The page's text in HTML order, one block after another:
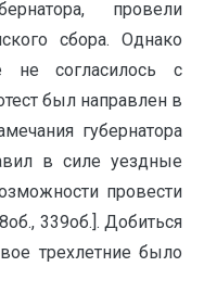
провели
сбора. Однако
не согласилось с
был направлен в
губернатора
в силе уездные
провести
339об.]. Добиться
трехлетние было